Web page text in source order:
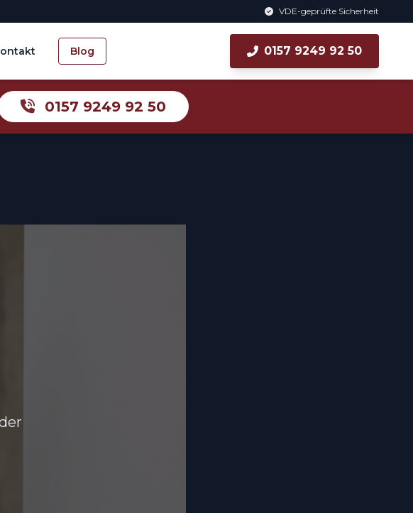
VDE-geprüfte Sicherheit
Blog 0157 9249 92 50
0157 9249 92 50